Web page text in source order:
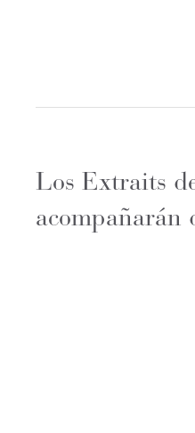
Los Extraits
acompañarán